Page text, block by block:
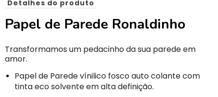
Detalhes do produto
Papel de Parede Ronaldinho
Transformamos um pedacinho da sua parede em
amor.
Papel de Parede vínilico fosco auto colante com
tinta eco solvente em alta definição.